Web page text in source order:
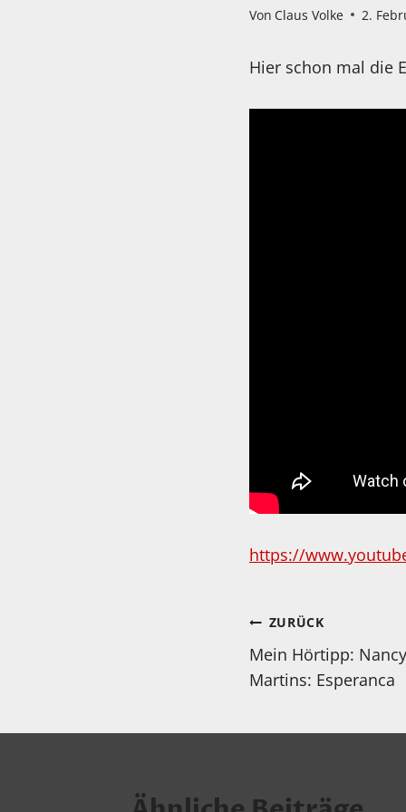
Von Claus Volke 2.
Hier schon mal die
https://
ZURÜCK
Mein Hörtipp:
Martins: Esperanca